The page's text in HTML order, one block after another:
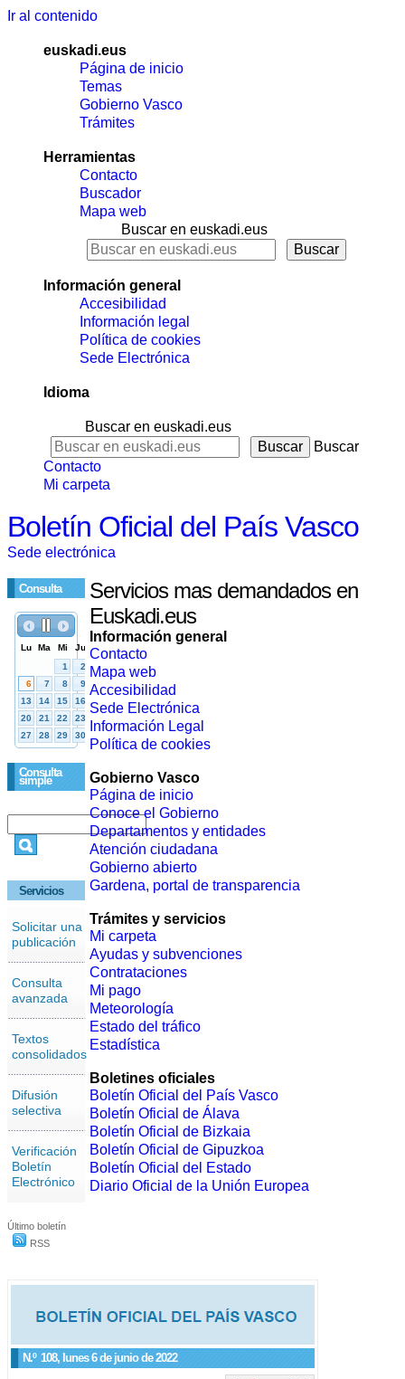
Ir al contenido
euskadi.eus
Página de inicio
Temas
Gobierno Vasco
Trámites
Herramientas
Contacto
Buscador
Mapa web
Buscar en euskadi.eus
Información general
Accesibilidad
Información legal
Política de cookies
Sede Electrónica
Idioma
Buscar en euskadi.eus
Buscar
Contacto
Mi carpeta
Boletín Oficial del País Vasco
Sede electrónica
Consulta
Consulta
simple
Servicios
Solicitar una
publicación
Consulta
avanzada
Textos
consolidados
Difusión
selectiva
Verificación
Boletín
Electrónico
Último boletín
RSS
N.º 108, lunes 6 de junio de 2022
Servicios mas demandados en
Euskadi.eus
Información general
Contacto
Mapa web
Accesibilidad
Sede Electrónica
Información Legal
Política de cookies
Gobierno Vasco
Página de inicio
Conoce el Gobierno
Departamentos y entidades
Atención ciudadana
Gobierno abierto
Gardena, portal de transparencia
Trámites y servicios
Mi carpeta
Ayudas y subvenciones
Contrataciones
Mi pago
Meteorología
Estado del tráfico
Estadística
Boletines oficiales
Boletín Oficial del País Vasco
Boletín Oficial de Álava
Boletín Oficial de Bizkaia
Boletín Oficial de Gipuzkoa
Boletín Oficial del Estado
Diario Oficial de la Unión Europea